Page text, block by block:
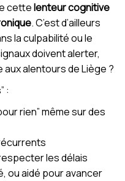
cettelenteur cognitive
. C’est d’ailleurs
la culpabilité ou le
doivent alerter,
alentours de Liège ?
:
rien” même sur des
les délais
ou aidé pour avancer